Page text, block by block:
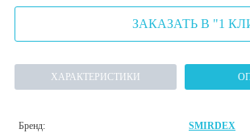
ЗАКАЗАТЬ В "1
ХАРАКТЕРИСТИКИ
Бренд: SMIRDEX